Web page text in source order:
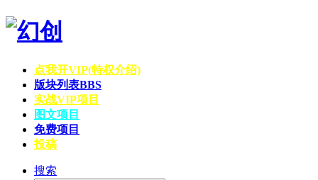
点我开VIP(特权介绍)
版块列表BBS
实战VIP项目
图文项目
免费项目
投稿
搜索